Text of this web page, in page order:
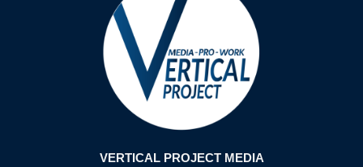
VERTICAL PROJECT MEDIA